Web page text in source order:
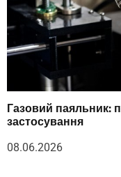
Газовий паяльник:
застосування
08.06.2026